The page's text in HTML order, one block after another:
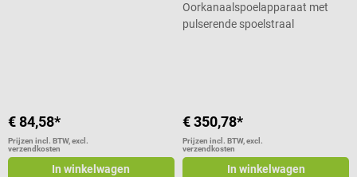
€ 84,58*
Prijzen incl. BTW, excl.
verzendkosten
In winkelwagen
Oorkanaalspoelapparaat met
pulserende spoelstraal
€ 350,78*
Prijzen incl. BTW, excl.
verzendkosten
In winkelwagen